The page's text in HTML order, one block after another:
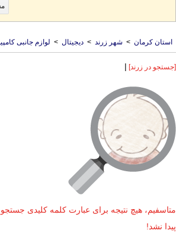
استان کرمان > شهر زرند > دیجیتال > لوازم جانبی
[جستجو در زرند] |
متاسفیم، هیچ نتیجه برای عبارت کلمه کلیدی جستجو
پیدا نشد!